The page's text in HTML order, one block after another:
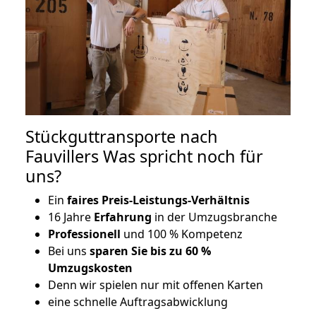
Stückguttransporte nach
Fauvillers Was spricht noch für
uns?
Ein faires Preis-Leistungs-Verhältnis
16 Jahre Erfahrung in der Umzugsbranche
Professionell und 100 % Kompetenz
Bei uns sparen Sie bis zu 60 %
Umzugskosten
Denn wir spielen nur mit offenen Karten
eine schnelle Auftragsabwicklung